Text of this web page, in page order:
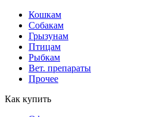
Кошкам
Собакам
Грызунам
Птицам
Рыбкам
Вет. препараты
Прочее
Как купить